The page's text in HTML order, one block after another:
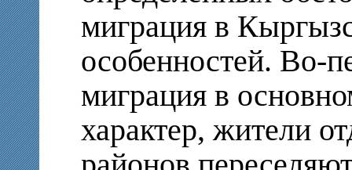
миграция в
особенностей. Во-
миграция в
характер, жители